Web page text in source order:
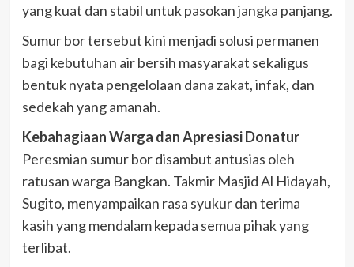
yang kuat dan stabil untuk pasokan jangka panjang.
Sumur bor tersebut kini menjadi solusi permanen
bagi kebutuhan air bersih masyarakat sekaligus
bentuk nyata pengelolaan dana zakat, infak, dan
sedekah yang amanah.
Kebahagiaan Warga dan Apresiasi Donatur
Peresmian sumur bor disambut antusias oleh
ratusan warga Bangkan. Takmir Masjid Al Hidayah,
Sugito, menyampaikan rasa syukur dan terima
kasih yang mendalam kepada semua pihak yang
terlibat.